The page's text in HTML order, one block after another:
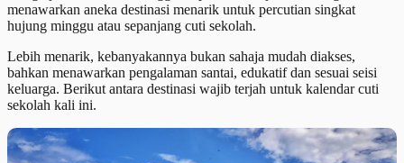
menawarkan aneka destinasi menarik untuk percutian singkat
hujung minggu atau sepanjang cuti sekolah.
Lebih menarik, kebanyakannya bukan sahaja mudah diakses,
bahkan menawarkan pengalaman santai, edukatif dan sesuai seisi
keluarga. Berikut antara destinasi wajib terjah untuk kalendar cuti
sekolah kali ini.